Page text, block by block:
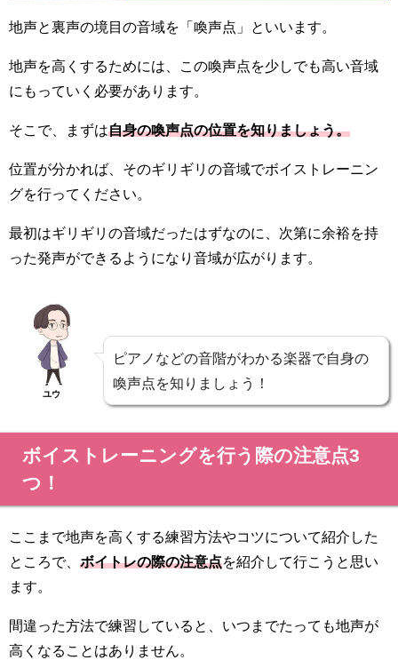
地声と裏声の境目の音域を「喚声点」といいます。
地声を高くするためには、この喚声点を少しでも高い音域
にもっていく必要があります。
そこで、まずは自身の喚声点の位置を知りましょう。
位置が分かれば、そのギリギリの音域でボイストレーニン
グを行ってください。
最初はギリギリの音域だったはずなのに、次第に余裕を持
った発声ができるようになり音域が広がります。
ユウ
ピアノなどの音階がわかる楽器で自身の
喚声点を知りましょう！
ボイストレーニングを行う際の注意点3
つ！
ここまで地声を高くする練習方法やコツについて紹介した
ところで、 ボイトレの際の注意点を紹介して行こうと思い
ます。
間違った方法で練習していると、いつまでたっても地声が
高くなることはありません。